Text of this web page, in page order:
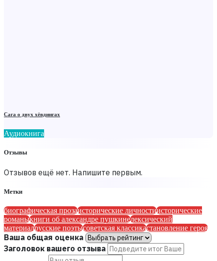
Сага о двух хёвдингах
Аудиокнига
Отзывы
Отзывов ещё нет. Напишите первым.
Метки
биографическая прозаисторические личностиисторические
романыкниги об александре пушкинелексический
материалрусские поэтысоветская классикастановление героя
Ваша общая оценка
Заголовок вашего отзыва